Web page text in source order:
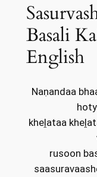
Basali
English
Naṇandaa
kheḽataa
rusoon